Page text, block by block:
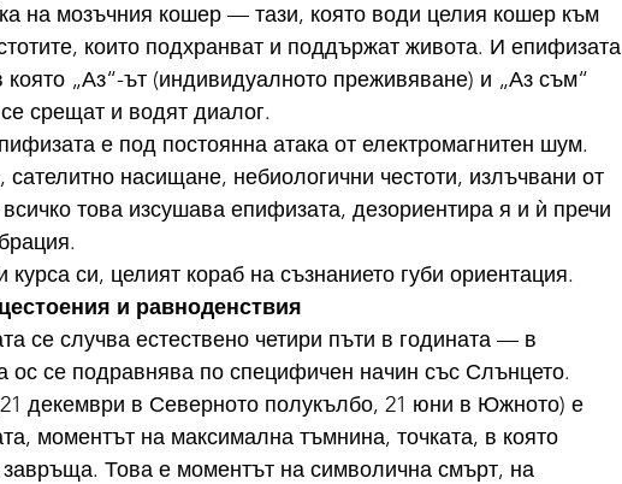
на мозъчния кошер — тази, която води целия кошер към
които подхранват и поддържат живота. И епифизата
която „Аз“-ът (индивидуалното преживяване) и „Аз съм“
срещат и водят диалог.
е под постоянна атака от електромагнитен шум.
насищане, небиологични честоти, излъчвани от
това изсушава епифизата, дезориентира я и ѝ пречи
курса си, целият кораб на съзнанието губи ориентация.
и равноденствия
се случва естествено четири пъти в годината — в
ос се подравнява по специфичен начин със Слънцето.
декември в Северното полукълбо, 21 юни в Южното) е
моментът на максимална тъмнина, точката, в която
завръща. Това е моментът на символична смърт, на